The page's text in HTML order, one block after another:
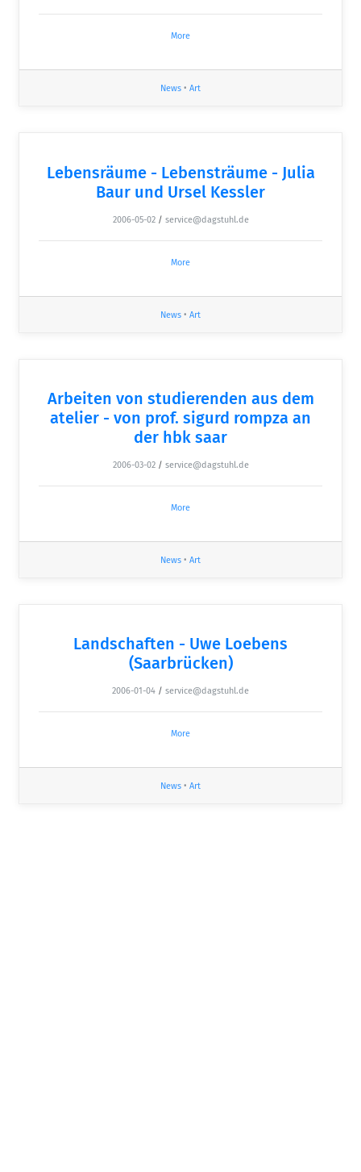
More
News • Art
Lebensräume - Lebensträume - Julia
Baur und Ursel Kessler
2006-05-02 / service@dagstuhl.de
More
News • Art
Arbeiten von studierenden aus dem
atelier - von prof. sigurd rompza an
der hbk saar
2006-03-02 / service@dagstuhl.de
More
News • Art
Landschaften - Uwe Loebens
(Saarbrücken)
2006-01-04 / service@dagstuhl.de
More
News • Art